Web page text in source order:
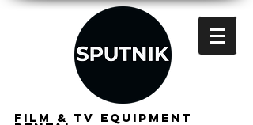
FILM & TV EQUIPMENT